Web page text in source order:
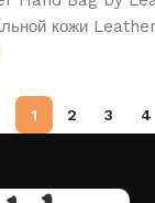
кожи
1 2 3 4